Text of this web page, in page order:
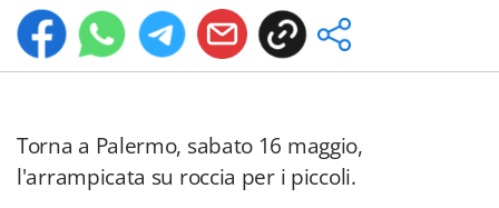
Torna a Palermo, sabato 16 maggio,
l'arrampicata su roccia per i piccoli.